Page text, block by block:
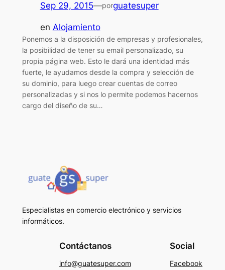
Sep 29, 2015—porguatesuper
en Alojamiento
Ponemos a la disposición de empresas y profesionales,
la posibilidad de tener su email personalizado, su
propia página web. Esto le dará una identidad más
fuerte, le ayudamos desde la compra y selección de
su dominio, para luego crear cuentas de correo
personalizadas y si nos lo permite podemos hacernos
cargo del diseño de su…
Especialistas en comercio electrónico y servicios
informáticos.
Contáctanos
info@guatesuper.com
Social
Facebook